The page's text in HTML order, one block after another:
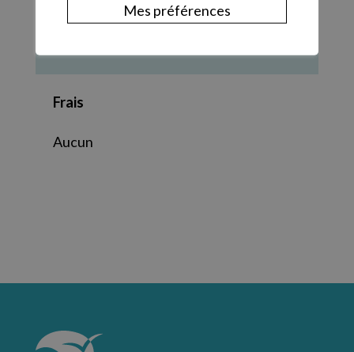
Frais
Aucun
Mes préférences